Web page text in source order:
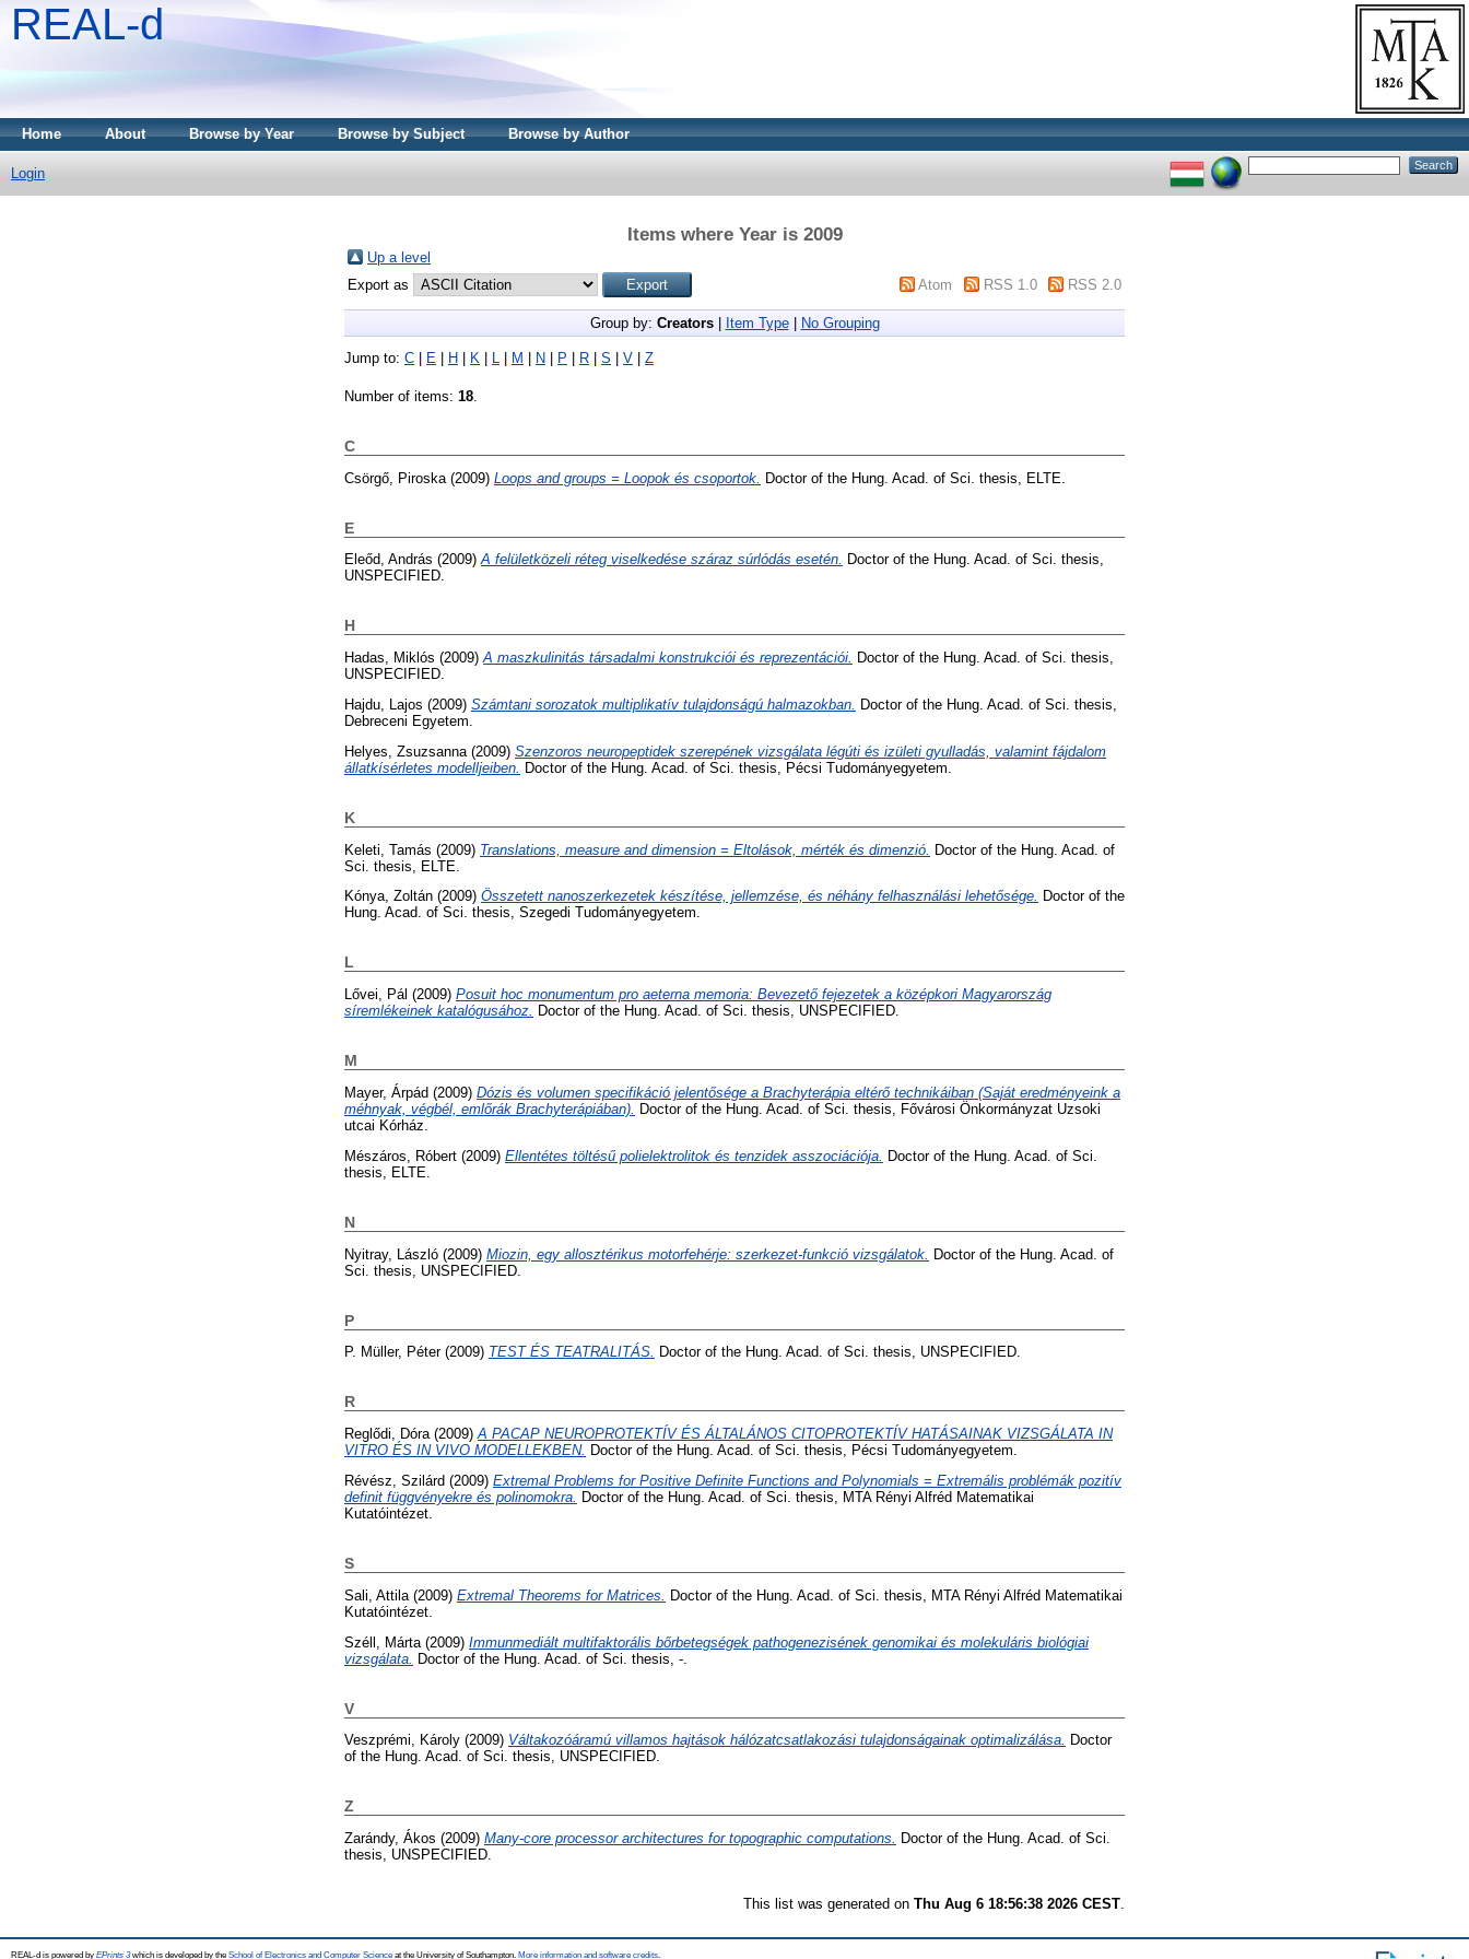
REAL-d
Home About Browse by Year Browse by Subject Browse by Author
Login
Items where Year is 2009
Up a level
Export as
Atom RSS 1.0 RSS 2.0
Group by: Creators| Item Type| No Grouping
Jump to: C E H K M N P R S V Z
Number of items: 18
C
Csörgő, Piroska (2009) Loops and groups = Loopok és csoportok. Doctor of the Hung. Acad. of Sci. thesis, ELTE.
E
Eleőd, András (2009)A felületközeli réteg viselkedése száraz súrlódás esetén. Doctor of the Hung. Acad. of Sci. thesis,
UNSPECIFIED.
H
Hadas, Miklós (2009)A maszkulinitás társadalmi konstrukciói és reprezentációi. Doctor of the Hung. Acad. of Sci. thesis,
UNSPECIFIED.
Hajdu, Lajos (2009) Számtani sorozatok multiplikatív tulajdonságú halmazokban.
Doctor of the Hung. Acad. of Sci. thesis,
Debreceni Egyetem.
Helyes, Zsuzsanna (2009) Szenzoros neuropeptidek szerepének vizsgálata légúti és izületi gyulladás, valamint fájdalom
állatkísérletes modelljeiben.
Doctor of the Hung. Acad. of Sci. thesis, Pécsi Tudományegyetem.
K
Keleti, Tamás (2009) Translations, measure and dimension = Eltolások, mérték és dimenzió. Doctor of the Hung. Acad. of
Sci. thesis, ELTE.
Kónya, Zoltán (2009) Összetett nanoszerkezetek készítése, jellemzése, és néhány felhasználási lehetősége. Doctor of the
Hung. Acad. of Sci. thesis, Szegedi Tudományegyetem.
L
Lővei, Pál (2009) Posuit hoc monumentum pro aeterna memoria: Bevezető fejezetek a középkori Magyarország
síremlékeinek katalógusához. Doctor of the Hung. Acad. of Sci. thesis, UNSPECIFIED.
M
Mayer, Árpád (2009) Dózis és volumen specifikáció jelentősége a Brachyterápia eltérő technikáiban (Saját eredményeink a
méhnyak, végbél, emlőrák Brachyterápiában).
Doctor of the Hung. Acad. of Sci. thesis, Fővárosi Önkormányzat Uzsoki
utcai Kórház.
Mészáros, Róbert (2009) Ellentétes töltésű polielektrolitok és tenzidek asszociációja.
Doctor of the Hung. Acad. of Sci.
thesis, ELTE.
N
Nyitray, László (2009) Miozin, egy allosztérikus motorfehérje: szerkezet-funkció vizsgálatok. Doctor of the Hung. Acad. of
Sci. thesis, UNSPECIFIED.
P
P. Müller, Péter(2009) TEST ÉS TEATRALITÁS. Doctor of the Hung. Acad. of Sci. thesis, UNSPECIFIED.
R
Reglődi, Dóra(2009)A PACAP NEUROPROTEKTÍV ÉS ÁLTALÁNOS CITOPROTEKTÍV HATÁSAINAK VIZSGÁLATA IN
VITRO ÉS IN VIVO MODELLEKBEN. Doctor of the Hung. Acad. of Sci. thesis, Pécsi Tudományegyetem.
Révész, Szilárd (2009) Extremal Problems for Positive Definite Functions and Polynomials = Extremális problémák pozitív
definit függvényekre és polinomokra.
Doctor of the Hung. Acad. of Sci. thesis, MTA Rényi Alfréd Matematikai
Kutatóintézet.
S
Sali, Attila (2009) Extremal Theorems for Matrices.
Doctor of the Hung. Acad. of Sci. thesis, MTA Rényi Alfréd Matematikai
Kutatóintézet.
Széll, Márta (2009) Immunmediált multifaktorális bőrbetegségek pathogenezisének genomikai és molekuláris biológiai
vizsgálata. Doctor of the Hung. Acad. of Sci. thesis, -.
V
Veszprémi, Károly (2009) Váltakozóáramú villamos hajtások hálózatcsatlakozási tulajdonságainak optimalizálása. Doctor
of the Hung. Acad. of Sci. thesis, UNSPECIFIED.
Z
Zarándy, Ákos (2009) Many-core processor architectures for topographic computations. Doctor of the Hung. Acad. of Sci.
thesis, UNSPECIFIED.
This list was generated on Thu Aug 6 18:56:38 2026 CEST.
REAL-d is powered by EPrints 3which is developed by the School of Electronics and Computer Science at the University of Southampton. More information and software credits